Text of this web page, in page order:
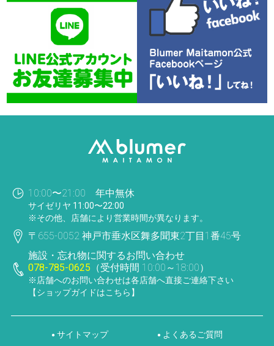
10:00〜21:00 年中無休
サイゼリヤ 11:00〜22:00
※その他、店舗により営業時間が異なります。
〒655-0052 神戸市垂水区舞多聞東2丁目1番45号
施設・忘れ物に関するお問い合わせ
078-785-0625 （受付時間 10:00～18:00）
※店舗へのお問い合わせは各店舗へ直接ご連絡下さい
【ショップガイドはこちら】
● サイトマップ ● よくあるご質問